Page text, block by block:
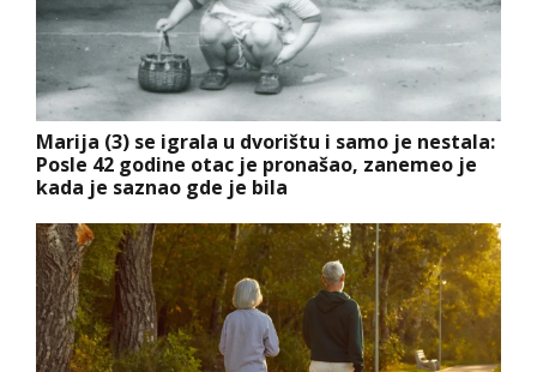
Marija (3) se igrala u dvorištu i samo je nestala:
Posle 42 godine otac je pronašao, zanemeo je
kada je saznao gde je bila